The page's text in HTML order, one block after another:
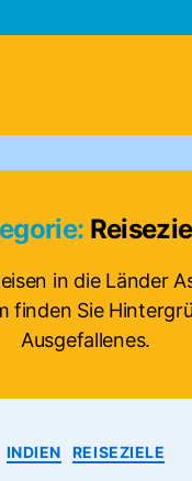
Reiseportal
in die Länder
finden Sie
Ausgefallenes.
Kategorien
INDIEN REISEZIELE